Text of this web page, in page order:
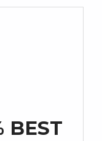
BEST